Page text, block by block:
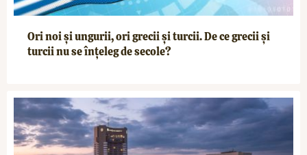
Ori noi și ungurii, ori grecii și turcii. De ce grecii și
turcii nu se înțeleg de secole?